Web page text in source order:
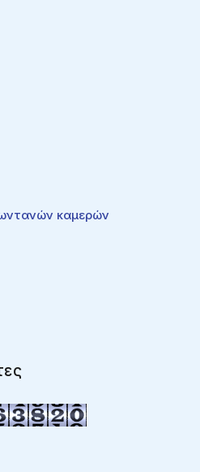
καμερών